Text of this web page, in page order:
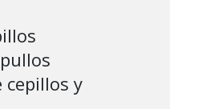
cepillos y